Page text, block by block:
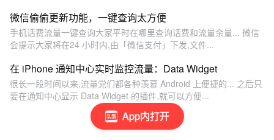
App内打开
微信偷偷更新功能，一键查询太方便
手机话费流量一键查询大家平时在哪里查询话费和流量余量... 微信
会提示大家将在24 小时内,由「微信支付」下发,文件...
在 iPhone 通知中心实时监控流量：Data Widget
很长一段时间以来,流量党们都各种羡慕 Android 上便捷的... 之后只
要在通知中心显示 Data Widget 的插件,就可以方便...